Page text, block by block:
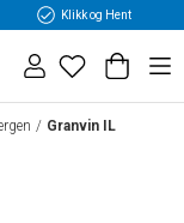
Klikk og Hent
Granvin IL